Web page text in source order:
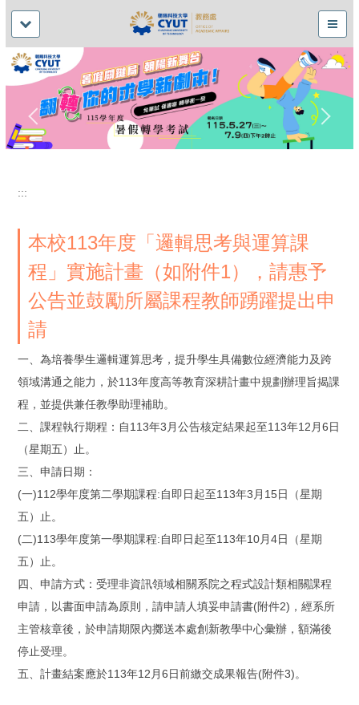
:::
本校113年度「邏輯思考與運算課
程」實施計畫（如附件1），請惠予
公告並鼓勵所屬課程教師踴躍提出申
請
一、為培養學生邏輯運算思考，提升學生具備數位經濟能力及跨
領域溝通之能力，於113年度高等教育深耕計畫中規劃辦理旨揭課
程，並提供兼任教學助理補助。
二、課程執行期程：自113年3月公告核定結果起至113年12月6日
（星期五）止。
三、申請日期：
(一)112學年度第二學期課程:自即日起至113年3月15日（星期
五）止。
(二)113學年度第一學期課程:自即日起至113年10月4日（星期
五）止。
四、申請方式：受理非資訊領域相關系院之程式設計類相關課程
申請，以書面申請為原則，請申請人填妥申請書(附件2)，經系所
主管核章後，於申請期限內擲送本處創新教學中心彙辦，額滿後
停止受理。
五、計畫結案應於113年12月6日前繳交成果報告(附件3)。